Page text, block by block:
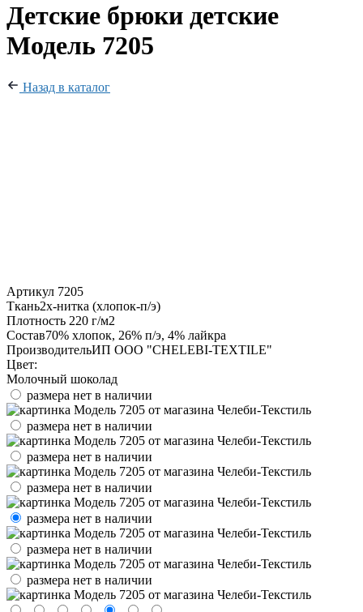
Детские брюки детские
Модель 7205
Назад в каталог
Артикул 7205
Ткань2х-нитка (хлопок-п/э)
Плотность 220 г/м2
Состав70% хлопок, 26% п/э, 4% лайкра
ПроизводительИП ООО "CHELEBI-TEXTILE"
Цвет:
Молочный шоколад
размера нет в наличии
размера нет в наличии
размера нет в наличии
размера нет в наличии
размера нет в наличии
размера нет в наличии
размера нет в наличии